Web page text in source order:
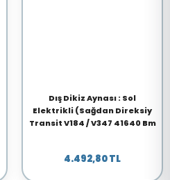
Dış Dikiz Aynası : Sol
Elektrikli (Sağdan Direksiy
Transit V184 / V347 41640 Bm
4.492,80 TL